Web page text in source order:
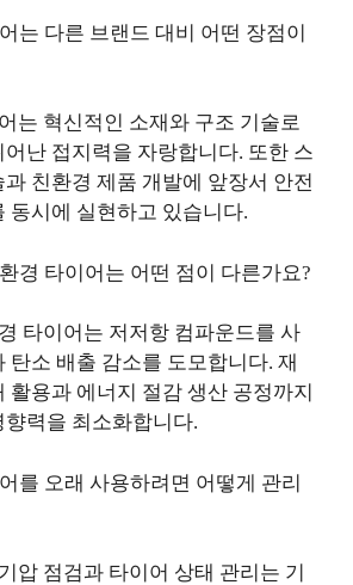
는 다른 브랜드 대비 어떤 장점이
는 혁신적인 소재와 구조 기술로
난 접지력을 자랑합니다. 또한 스
친환경 제품 개발에 앞장서 안전
동시에 실현하고 있습니다.
경 타이어는 어떤 점이 다른가요?
타이어는 저저항 컴파운드를 사
탄소 배출 감소를 도모합니다. 재
활용과 에너지 절감 생산 공정까지
력을 최소화합니다.
를 오래 사용하려면 어떻게 관리
압 점검과 타이어 상태 관리는 기